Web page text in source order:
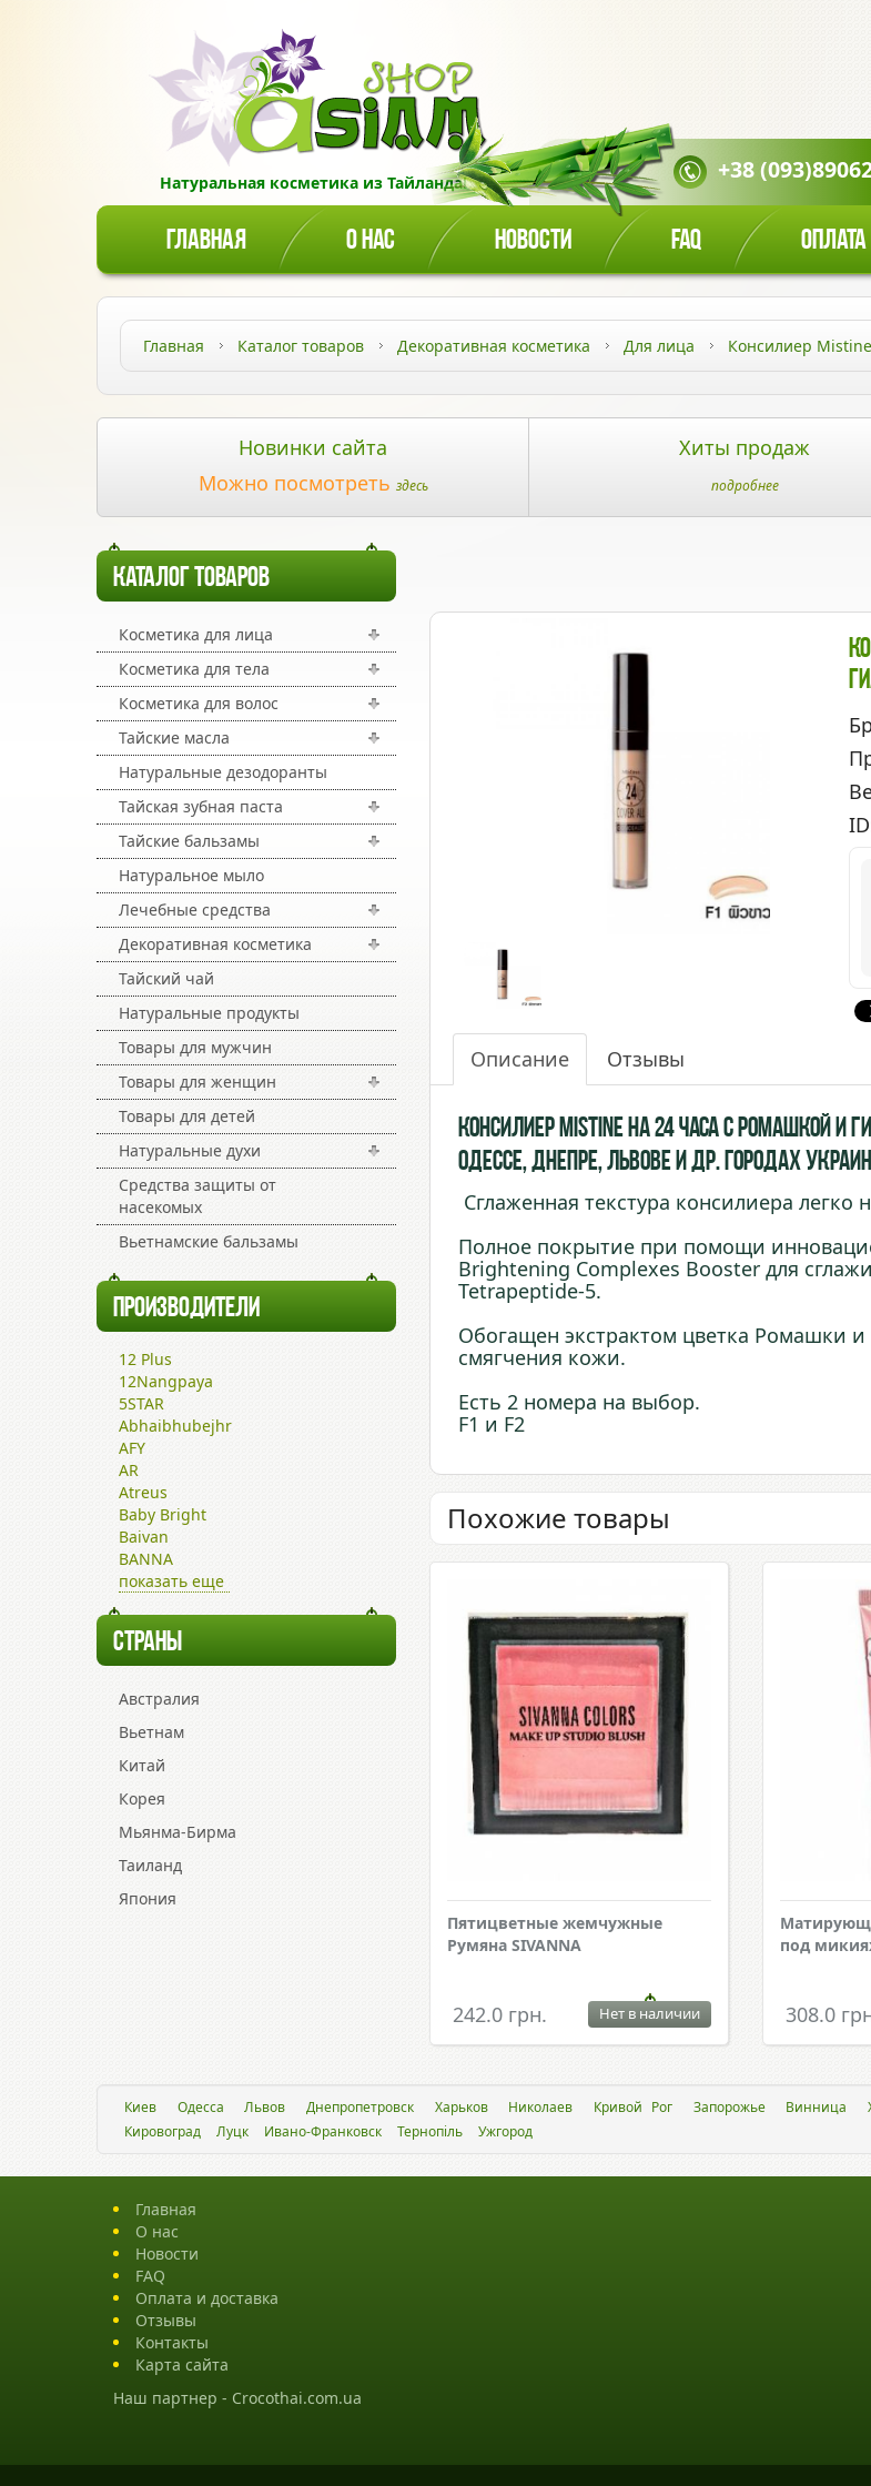
Натуральная косметика из Тайланда! +38
ГЛАВНАЯ О НАС НОВОСТИ FAQ
Главная Каталог товаров Декоративная косметика Для лица Консилиер
Новинки сайта
Можно посмотреть здесь
Хиты продаж
подробнее
КАТАЛОГ ТОВАРОВ
Косметика для лица
Косметика для тела
Косметика для волос
Тайские масла
Натуральные дезодоранты
Тайская зубная паста
Тайские бальзамы
Натуральное мыло
Лечебные средства
Декоративная косметика
Тайский чай
Натуральные продукты
Товары для мужчин
Товары для женщин
Товары для детей
Натуральные духи
Средства защиты от
насекомых
Вьетнамские бальзамы
ПРОИЗВОДИТЕЛИ
12 Plus
12Nangpaya
5STAR
Abhaibhubejhr
AFY
AR
Atreus
Baby Bright
Baivan
BANNA
показать еще
СТРАНЫ
Австралия
Вьетнам
Китай
Корея
Мьянма-Бирма
Таиланд
Япония
Описание Отзывы
Консилиер Mistine на 24 часа с Ромашкой и
Одессе, Днепре, Львове и др. городах
Сглаженная текстура консилиера легко
Полное покрытие при помощи
Brightening Complexes Booster для
Tetrapeptide-5.
Обогащен экстрактом цветка Ромашки
смягчения кожи.
Есть 2 номера на выбор.
F1 и F2
Похожие товары
Пятицветные жемчужные
Румяна SIVANNA
242.0 грн. Нет в наличии
под
308.0
Киев Одесса Львов Днепропетровск Харьков Николаев Кривой Рог Запорожье Винница
Кировоград
Луцк Ивано-Франковск Тернопіль Ужгород
Главная
О нас
Новости
FAQ
Оплата и доставка
Отзывы
Контакты
Карта сайта
Наш партнер - Crocothai.com.ua